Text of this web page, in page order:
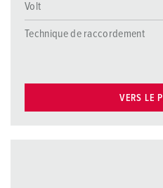
Volt
Technique de raccordement
VERS LE